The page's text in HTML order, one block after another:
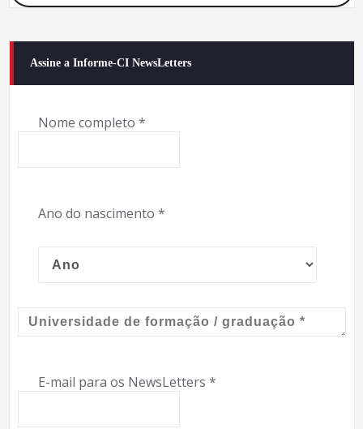
Assine a Informe-CI NewsLetters
Nome completo *
Ano do nascimento *
E-mail para os NewsLetters *